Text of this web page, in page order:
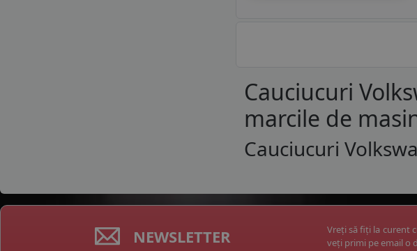
Cauciucuri
marcile de
Cauciucuri
NEWSLETTER
Vreți să fiți la curent
veți primi pe email o